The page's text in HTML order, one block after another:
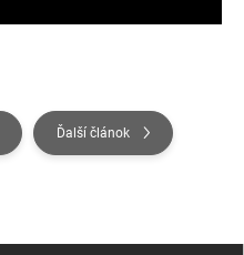
Ďalší článok